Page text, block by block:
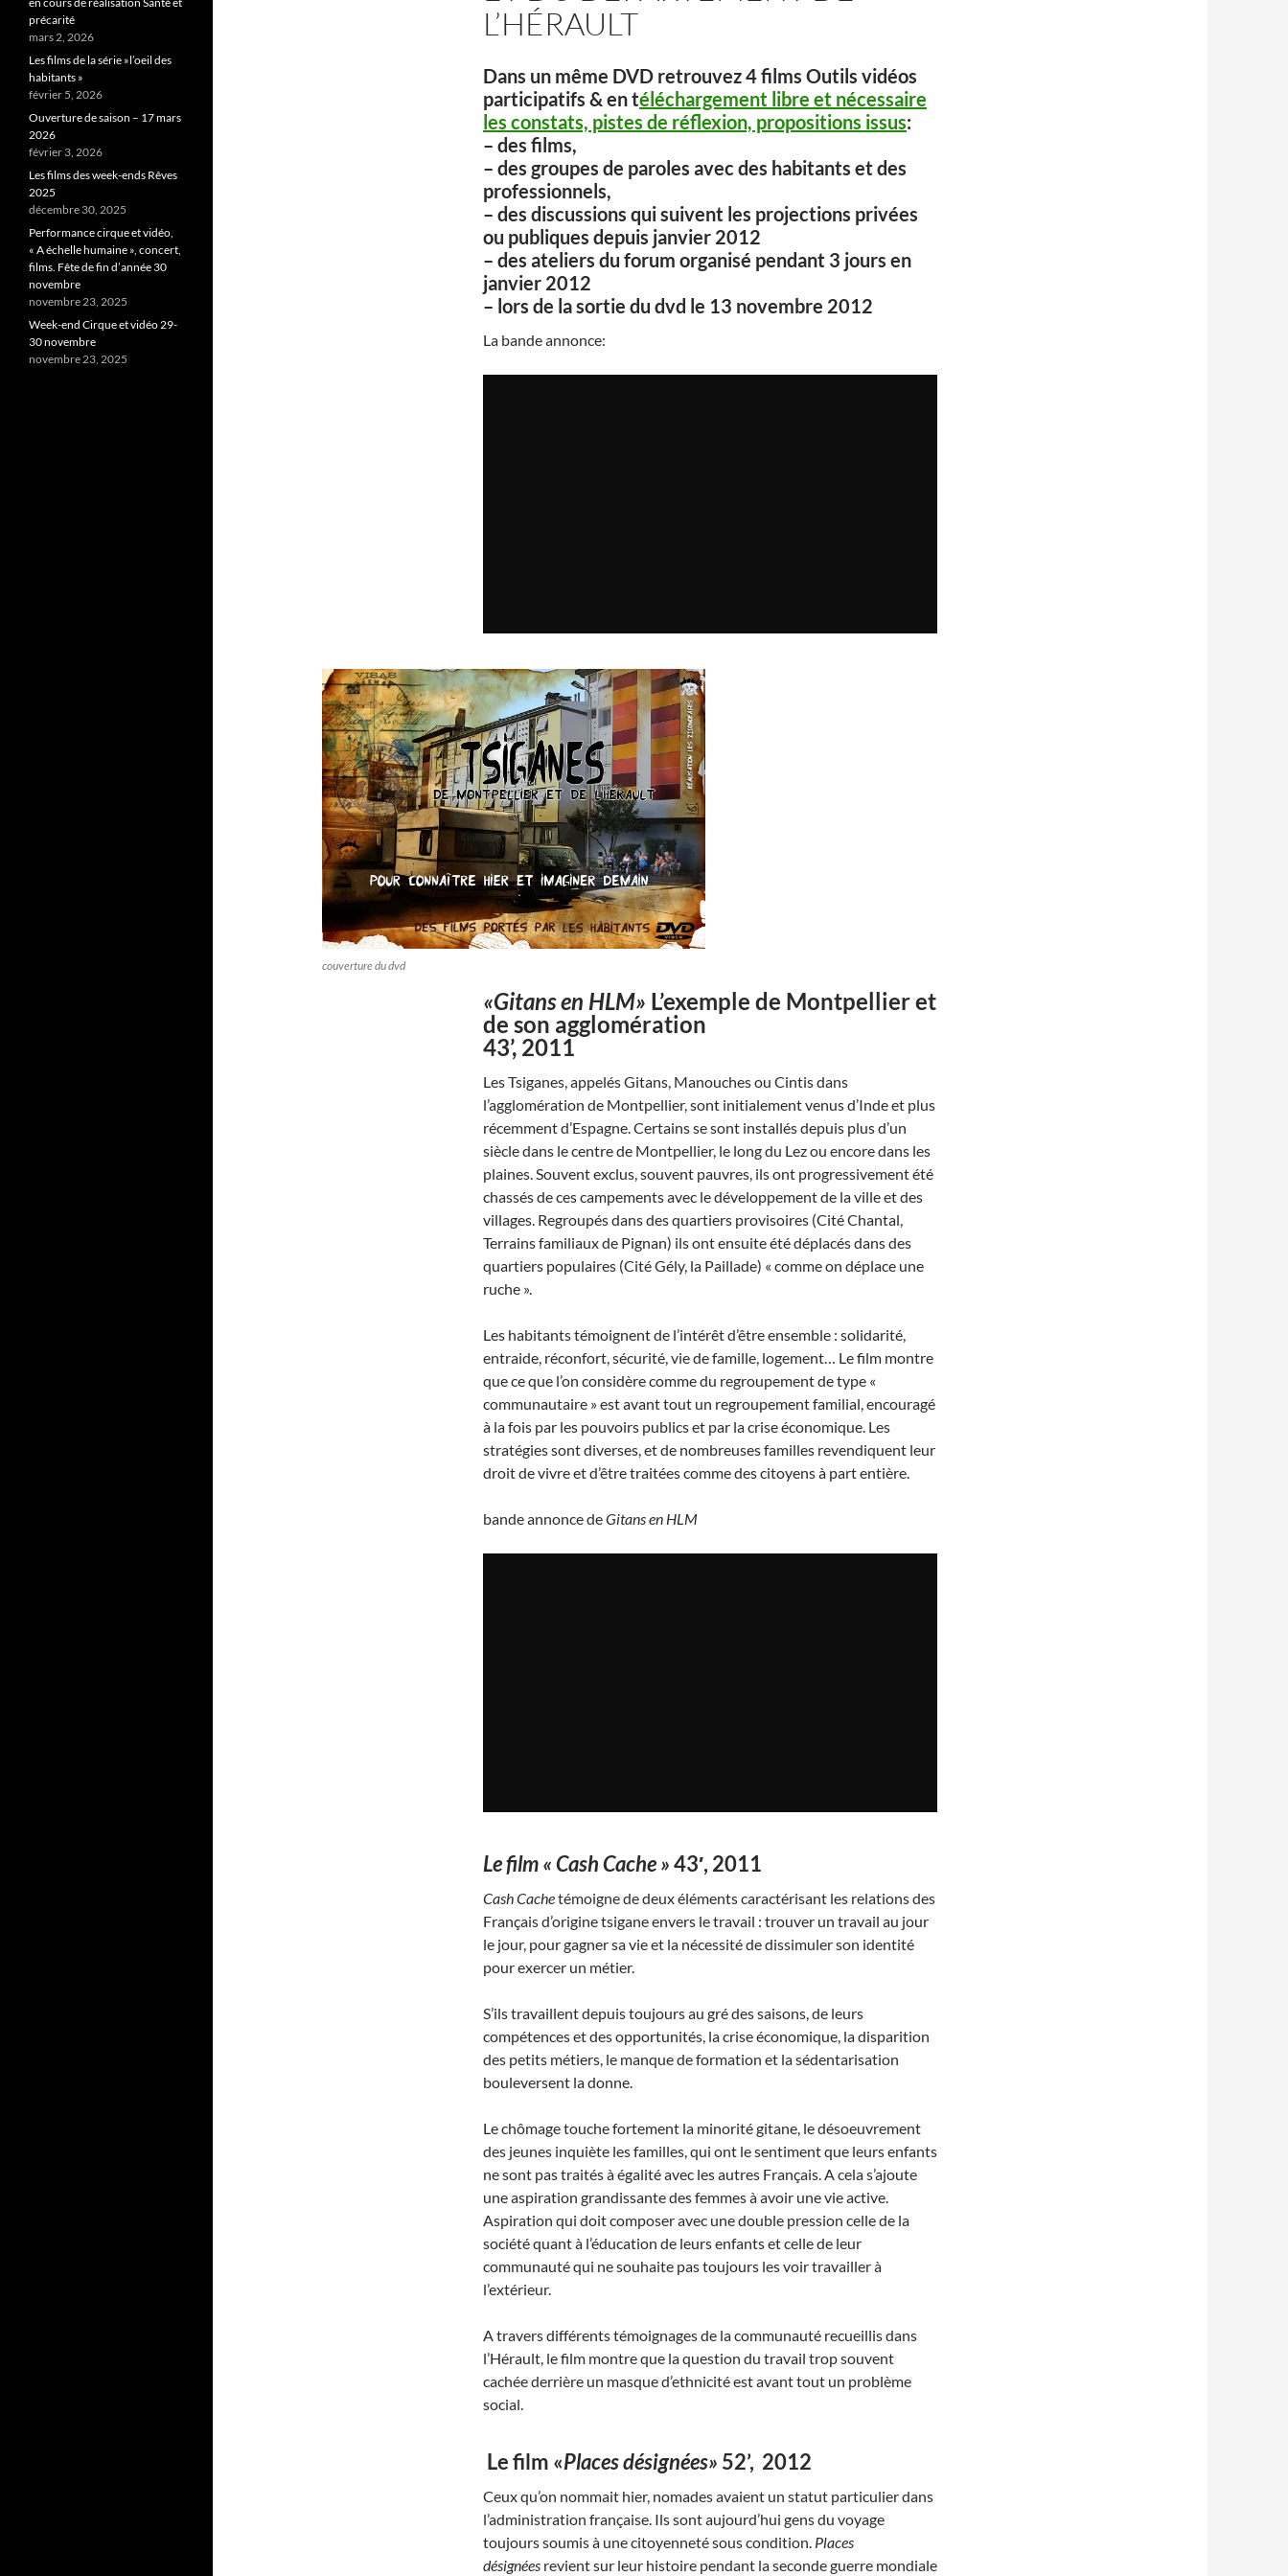
L’HÉRAULT
Dans un même DVD retrouvez 4 films Outils vidéos
participatifs & en téléchargement libre et nécessaire
les constats, pistes de réflexion, propositions issus:
– des films,
– des groupes de paroles avec des habitants et des
professionnels,
– des discussions qui suivent les projections privées
ou publiques depuis janvier 2012
– des ateliers du forum organisé pendant 3 jours en
janvier 2012
– lors de la sortie du dvd le 13 novembre 2012
La bande annonce:
couverture du dvd
«Gitans en HLM» L’exemple de Montpellier et
de son agglomération
43’, 2011
Les Tsiganes, appelés Gitans, Manouches ou Cintis dans
l’agglomération de Montpellier, sont initialement venus d’Inde et plus
récemment d’Espagne. Certains se sont installés depuis plus d’un
siècle dans le centre de Montpellier, le long du Lez ou encore dans les
plaines. Souvent exclus, souvent pauvres, ils ont progressivement été
chassés de ces campements avec le développement de la ville et des
villages. Regroupés dans des quartiers provisoires (Cité Chantal,
Terrains familiaux de Pignan) ils ont ensuite été déplacés dans des
quartiers populaires (Cité Gély, la Paillade) « comme on déplace une
ruche ».
Les habitants témoignent de l’intérêt d’être ensemble : solidarité,
entraide, réconfort, sécurité, vie de famille, logement… Le film montre
que ce que l’on considère comme du regroupement de type «
communautaire » est avant tout un regroupement familial, encouragé
à la fois par les pouvoirs publics et par la crise économique. Les
stratégies sont diverses, et de nombreuses familles revendiquent leur
droit de vivre et d’être traitées comme des citoyens à part entière.
bande annonce deGitans en HLM
Le film « Cash Cache »43′, 2011
Cash Cachetémoigne de deux éléments caractérisant les relations des
Français d’origine tsigane envers le travail : trouver un travail au jour
le jour, pour gagner sa vie et la nécessité de dissimuler son identité
pour exercer un métier.
S’ils travaillent depuis toujours au gré des saisons, de leurs
compétences et des opportunités, la crise économique, la disparition
des petits métiers, le manque de formation et la sédentarisation
bouleversent la donne.
Le chômage touche fortement la minorité gitane, le désoeuvrement
des jeunes inquiète les familles, qui ont le sentiment que leurs enfants
ne sont pas traités à égalité avec les autres Français. A cela s’ajoute
une aspiration grandissante des femmes à avoir une vie active.
Aspiration qui doit composer avec une double pression celle de la
société quant à l’éducation de leurs enfants et celle de leur
communauté qui ne souhaite pas toujours les voir travailler à
l’extérieur.
A travers différents témoignages de la communauté recueillis dans
l’Hérault, le film montre que la question du travail trop souvent
cachée derrière un masque d’ethnicité est avant tout un problème
social.
Le film «Places désignées» 52’, 2012
Ceux qu’on nommait hier, nomades avaient un statut particulier dans
l’administration française. Ils sont aujourd’hui gens du voyage
toujours soumis à une citoyenneté sous condition. Places
désignées revient sur leur histoire pendant la seconde guerre mondiale
précarité
mars 2, 2026
Les films de la série »l’oeil des
habitants »
février 5, 2026
Ouverture de saison – 17 mars
2026
février 3, 2026
Les films des week-ends Rêves
2025
décembre 30, 2025
Performance cirque et vidéo,
« A échelle humaine », concert,
films. Fête de fin d’année 30
novembre
novembre 23, 2025
Week-end Cirque et vidéo 29-
30 novembre
novembre 23, 2025